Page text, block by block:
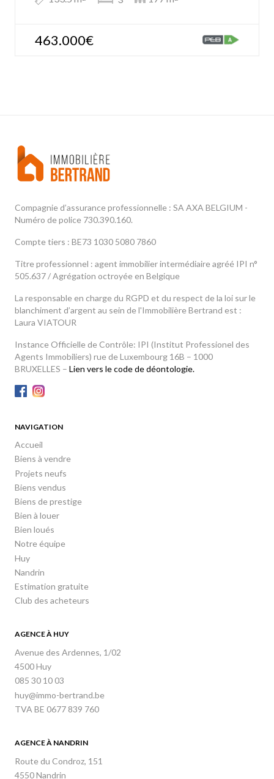
463.000€
Compagnie d’assurance professionnelle : SA AXA BELGIUM -
Numéro de police 730.390.160.
Compte tiers : BE73 1030 5080 7860
Titre professionnel : agent immobilier intermédiaire agréé IPI n°
505.637 / Agrégation octroyée en Belgique
La responsable en charge du RGPD et du respect de la loi sur le
blanchiment d’argent au sein de l'Immobilière Bertrand est :
Laura VIATOUR
Instance Officielle de Contrôle: IPI (Institut Professionel des
Agents Immobiliers) rue de Luxembourg 16B – 1000
BRUXELLES – Lien vers le code de déontologie.
NAVIGATION
Accueil
Biens à vendre
Projets neufs
Biens vendus
Biens de prestige
Bien à louer
Bien loués
Notre équipe
Huy
Nandrin
Estimation gratuite
Club des acheteurs
AGENCE À HUY
Avenue des Ardennes, 1/02
4500 Huy
085 30 10 03
huy@immo-bertrand.be
TVA BE 0677 839 760
AGENCE À NANDRIN
Route du Condroz, 151
4550 Nandrin